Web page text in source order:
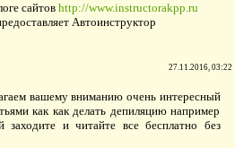
сайтов http://www.instructorakpp.ru
Автоинструктор
27.11.2016, 03:22
вашему вниманию очень интересный
как как делать депиляцию например
и читайте все бесплатно без